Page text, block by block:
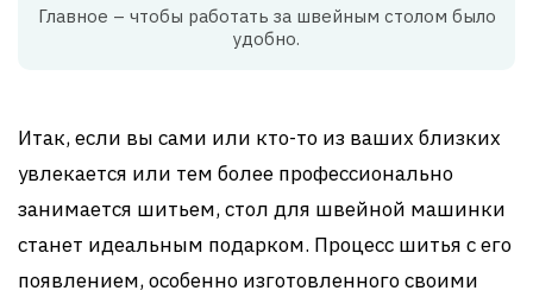
Главное – чтобы работать за швейным столом было
удобно.
Итак, если вы сами или кто-то из ваших близких
увлекается или тем более профессионально
занимается шитьем, стол для швейной машинки
станет идеальным подарком. Процесс шитья с его
появлением, особенно изготовленного своими